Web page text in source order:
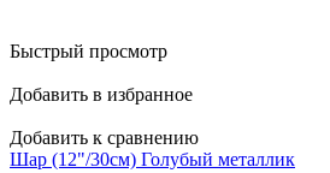
Быстрый просмотр
Добавить в избранное
Добавить к сравнению
Шар (12"/30см) Голубый металлик